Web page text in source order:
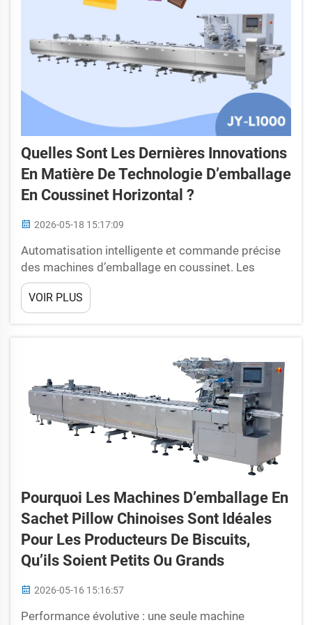
Quelles Sont Les Dernières Innovations
En Matière De Technologie D’emballage
En Coussinet Horizontal ?
2026-05-18 15:17:09
Automatisation intelligente et commande précise
des machines d’emballage en coussinet. Les
machines modernes d’emballage en coussinet
exploitent une automatisation avancée pour
atteindre une précision, une fiabilité et une
VOIR PLUS
Pourquoi Les Machines D’emballage En
Sachet Pillow Chinoises Sont Idéales
Pour Les Producteurs De Biscuits,
Qu’ils Soient Petits Ou Grands
2026-05-16 15:16:57
Performance évolutive : une seule machine